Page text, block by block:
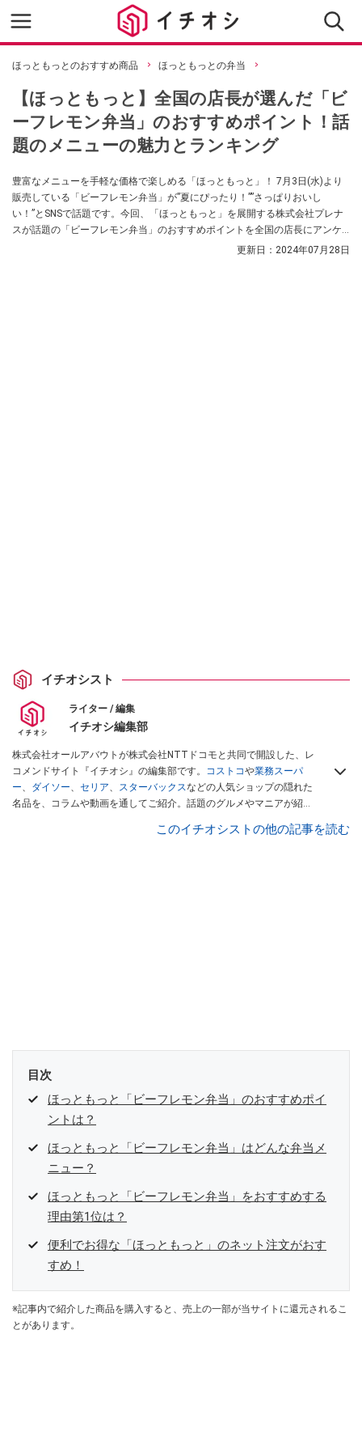
ほっともっとのおすすめ商品 ほっともっとの弁当
【ほっともっと】全国の店長が選んだ「ビ
ーフレモン弁当」のおすすめポイント！話
題のメニューの魅力とランキング
豊富なメニューを手軽な価格で楽しめる「ほっともっと」！ 7月3日(水)より
販売している「ビーフレモン弁当」が”夏にぴったり！””さっぱりおいし
い！”とSNSで話題です。今回、「ほっともっと」を展開する株式会社プレナ
スが話題の「ビーフレモン弁当」のおすすめポイントを全国の店長にアンケ
ート調査したんだとか。商品を購入する際には、どんな商品か気になる方も
更新日： 2024年07月28日
イチオシスト
ライター / 編集
イチオシ編集部
株式会社オールアバウトが株式会社NTTドコモと共同で開設した、レ
コメンドサイト『イチオシ』の編集部です。 コストコや業務スーパ
ー、 ダイソー、 セリア、 スターバックスなどの人気ショップの隠れた
名品を、コラムや動画を通してご紹介。話題のグルメやマニアが紹介
インフルエンサーが実際に使用してレビューしています。毎日トレン
このイチオシストの他の記事を読む
目次
ほっともっと「ビーフレモン弁当」のおすすめポイ
ントは？
ほっともっと「ビーフレモン弁当」はどんな弁当メ
ニュー？
ほっともっと「ビーフレモン弁当」をおすすめする
理由第1位は？
便利でお得な「ほっともっと」のネット注文がおす
すめ！
※記事内で紹介した商品を購入すると、売上の一部が当サイトに還元されるこ
とがあります。